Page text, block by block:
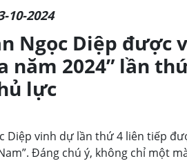
10-2024
Ngọc Diệp được
năm 2024” lần
lực
Diệp vinh dự lần thứ 4 liên tiếp
Đáng chú ý, không chỉ một